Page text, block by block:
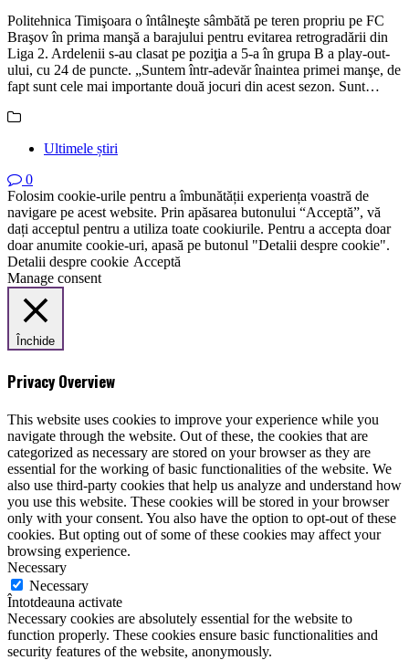
Politehnica Timişoara o întâlneşte sâmbătă pe teren propriu pe FC
Braşov în prima manşă a barajului pentru evitarea retrogradării din
Liga 2. Ardelenii s-au clasat pe poziţia a 5-a în grupa B a play-out-
ului, cu 24 de puncte. „Suntem într-adevăr înaintea primei manşe, de
fapt sunt cele mai importante două jocuri din acest sezon. Sunt…
Ultimele știri
0
Folosim cookie-urile pentru a îmbunătății experiența voastră de
navigare pe acest website. Prin apăsarea butonului “Acceptă”, vă
dați acceptul pentru a utiliza toate cookiurile. Pentru a accepta doar
doar anumite cookie-uri, apasă pe butonul "Detalii despre cookie".
Detalii despre cookie Acceptă
Manage consent
Închide
Privacy Overview
This website uses cookies to improve your experience while you
navigate through the website. Out of these, the cookies that are
categorized as necessary are stored on your browser as they are
essential for the working of basic functionalities of the website. We
also use third-party cookies that help us analyze and understand how
you use this website. These cookies will be stored in your browser
only with your consent. You also have the option to opt-out of these
cookies. But opting out of some of these cookies may affect your
browsing experience.
Necessary
Necessary
Întotdeauna activate
Necessary cookies are absolutely essential for the website to
function properly. These cookies ensure basic functionalities and
security features of the website, anonymously.